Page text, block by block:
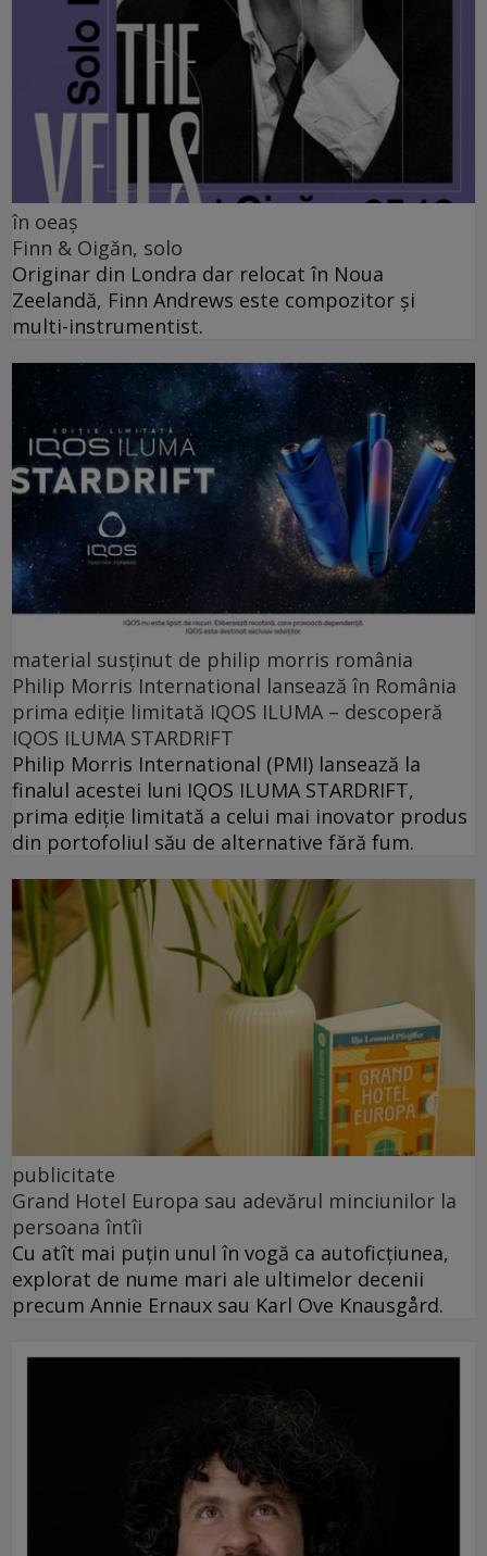
în oeaș
Finn & Oigăn, solo
Originar din Londra dar relocat în Noua
Zeelandă, Finn Andrews este compozitor și
multi-instrumentist.
material susținut de philip morris românia
Philip Morris International lansează în România
prima ediție limitată IQOS ILUMA – descoperă
IQOS ILUMA STARDRIFT
Philip Morris International (PMI) lansează la
finalul acestei luni IQOS ILUMA STARDRIFT,
prima ediție limitată a celui mai inovator produs
din portofoliul său de alternative fără fum.
publicitate
Grand Hotel Europa sau adevărul minciunilor la
persoana întîi
Cu atît mai puțin unul în vogă ca autoficțiunea,
explorat de nume mari ale ultimelor decenii
precum Annie Ernaux sau Karl Ove Knausgård.